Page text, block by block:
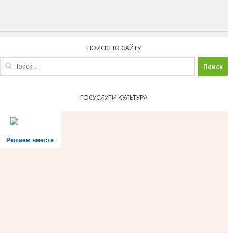
ПОИСК ПО САЙТУ
ГОСУСЛУГИ КУЛЬТУРА
Решаем вместе